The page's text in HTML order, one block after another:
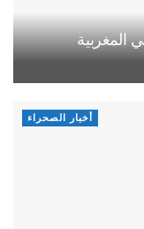
المغربية
أخبار الصحراء